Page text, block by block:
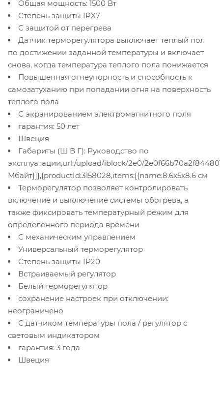
Общая мощность: 1500 Вт
Степень защиты IPX7
С защитой от перегрева
Датчик терморегулятора выключает теплый пол
по достижении заданной температуры и включает
снова, когда температура теплого пола понижается
Повышенная огнеупорность и способность к
самозатуханию при попадании огня на поверхность
теплого пола
С экранированием электромагнитного поля
гарантия: 50 лет
Швеция
Габариты (Ш В Г): Руководство по
эксплуатации,url:/upload/iblock/2e0/
Мбайт}]},{productId:3158028,items:[{name:8.6x5x8.6 см
Терморегулятор позволяет контролировать
включение и выключение системы обогрева, а
также фиксировать температурный режим для
определенного периода времени
С механическим управлением
Универсальный терморегулятор
Степень защиты IP20
Встраиваемый регулятор
Белый терморегулятор
сохранение настроек при отключении:
неограничено
С датчиком температуры пола / регулятор с
световым индикатором
гарантия: 3 года
Швеция